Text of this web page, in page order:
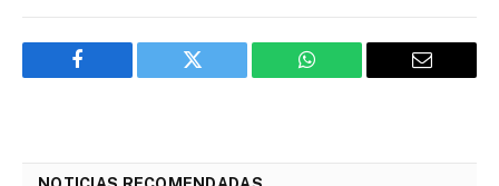
Facebook Twitter WhatsApp Email